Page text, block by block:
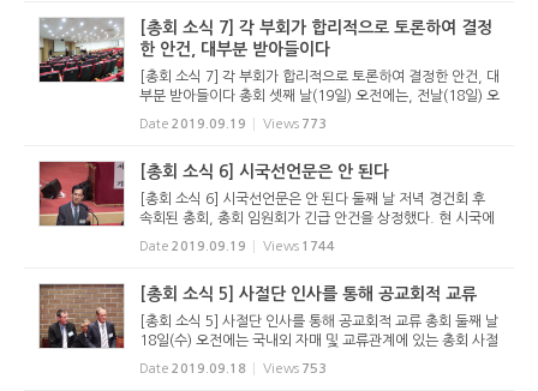
[총회 소식 7] 각 부회가 합리적으로 토론하여 결정
한 안건, 대부분 받아들이다
[총회 소식 7] 각 부회가 합리적으로 토론하여 결정한 안건, 대
부분 받아들이다 총회 셋째 날(19일) 오전에는, 전날(18일) 오
후 각 부회에서 심의한 안건들에 대한 보고가 이어졌다. 각 부
회에서 충분한 토론이 있었던 안건들의 경우 별다른 이의 없이
Date 2019.09.19 Views 773
[총회 소식 6] 시국선언문은 안 된다
[총회 소식 6] 시국선언문은 안 된다 둘째 날 저녁 경건회 후
속회된 총회, 총회 임원회가 긴급 안건을 상정했다. 현 시국에
대한 선언문을 발표하게 해 달라는 안건이다. 정은석 서기는
제안설명에서 “지금 현재 국가와 사회의 많은 부분이 비성경적
Date 2019.09.19 Views 1744
[총회 소식 5] 사절단 인사를 통해 공교회적 교류
[총회 소식 5] 사절단 인사를 통해 공교회적 교류 총회 둘째 날
18일(수) 오전에는 국내외 자매 및 교류관계에 있는 총회 사절
단과 국내 교계 연합기관과 기관장 인사 시간이 있었다. 이를
통해 고신총회가 개 교단의 총회가 아니라 공교회적 회의임을
Date 2019.09.18 Views 753